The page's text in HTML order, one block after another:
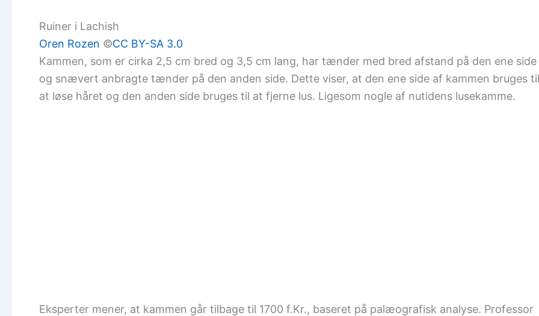
Ruiner i Lachish
Oren Rozen ©️CC BY-SA 3.0
Kammen, som er cirka 2,5 cm bred og 3,5 cm lang, har tænder med bred afstand på den ene side
og snævert anbragte tænder på den anden side. Dette viser, at den ene side af kammen bruges til
at løse håret og den anden side bruges til at fjerne lus. Ligesom nogle af nutidens lusekamme.
Eksperter mener, at kammen går tilbage til 1700 f.Kr., baseret på palæografisk analyse. Professor